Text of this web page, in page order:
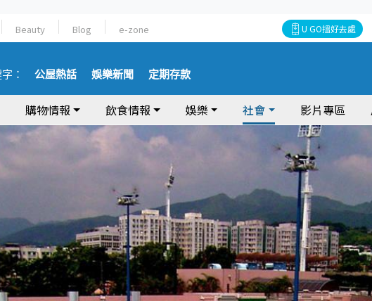
Beauty Blog e-zone U GO搵好去處
： 公屋熱話 娛樂新聞 定期存款
購物情報 飲食情報 娛樂 社會 影片專區